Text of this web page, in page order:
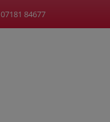
07181 84677